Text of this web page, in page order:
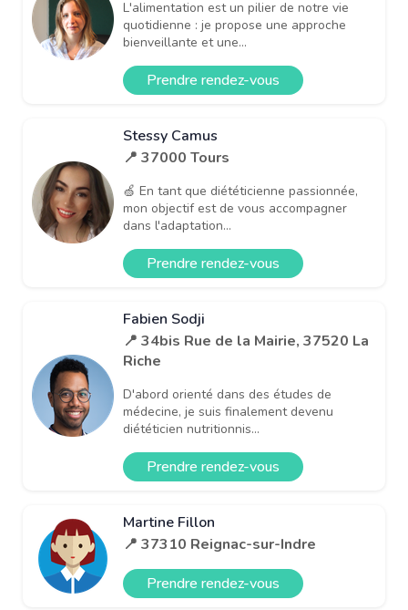
L'alimentation est un pilier de notre vie
quotidienne : je propose une approche
bienveillante et une...
Prendre rendez-vous
Stessy Camus
📍 37000 Tours
🍏 En tant que diététicienne passionnée,
mon objectif est de vous accompagner
dans l'adaptation...
Prendre rendez-vous
Fabien Sodji
📍 34bis Rue de la Mairie, 37520 La
Riche
D'abord orienté dans des études de
médecine, je suis finalement devenu
diététicien nutritionnis...
Prendre rendez-vous
Martine Fillon
📍 37310 Reignac-sur-Indre
Prendre rendez-vous